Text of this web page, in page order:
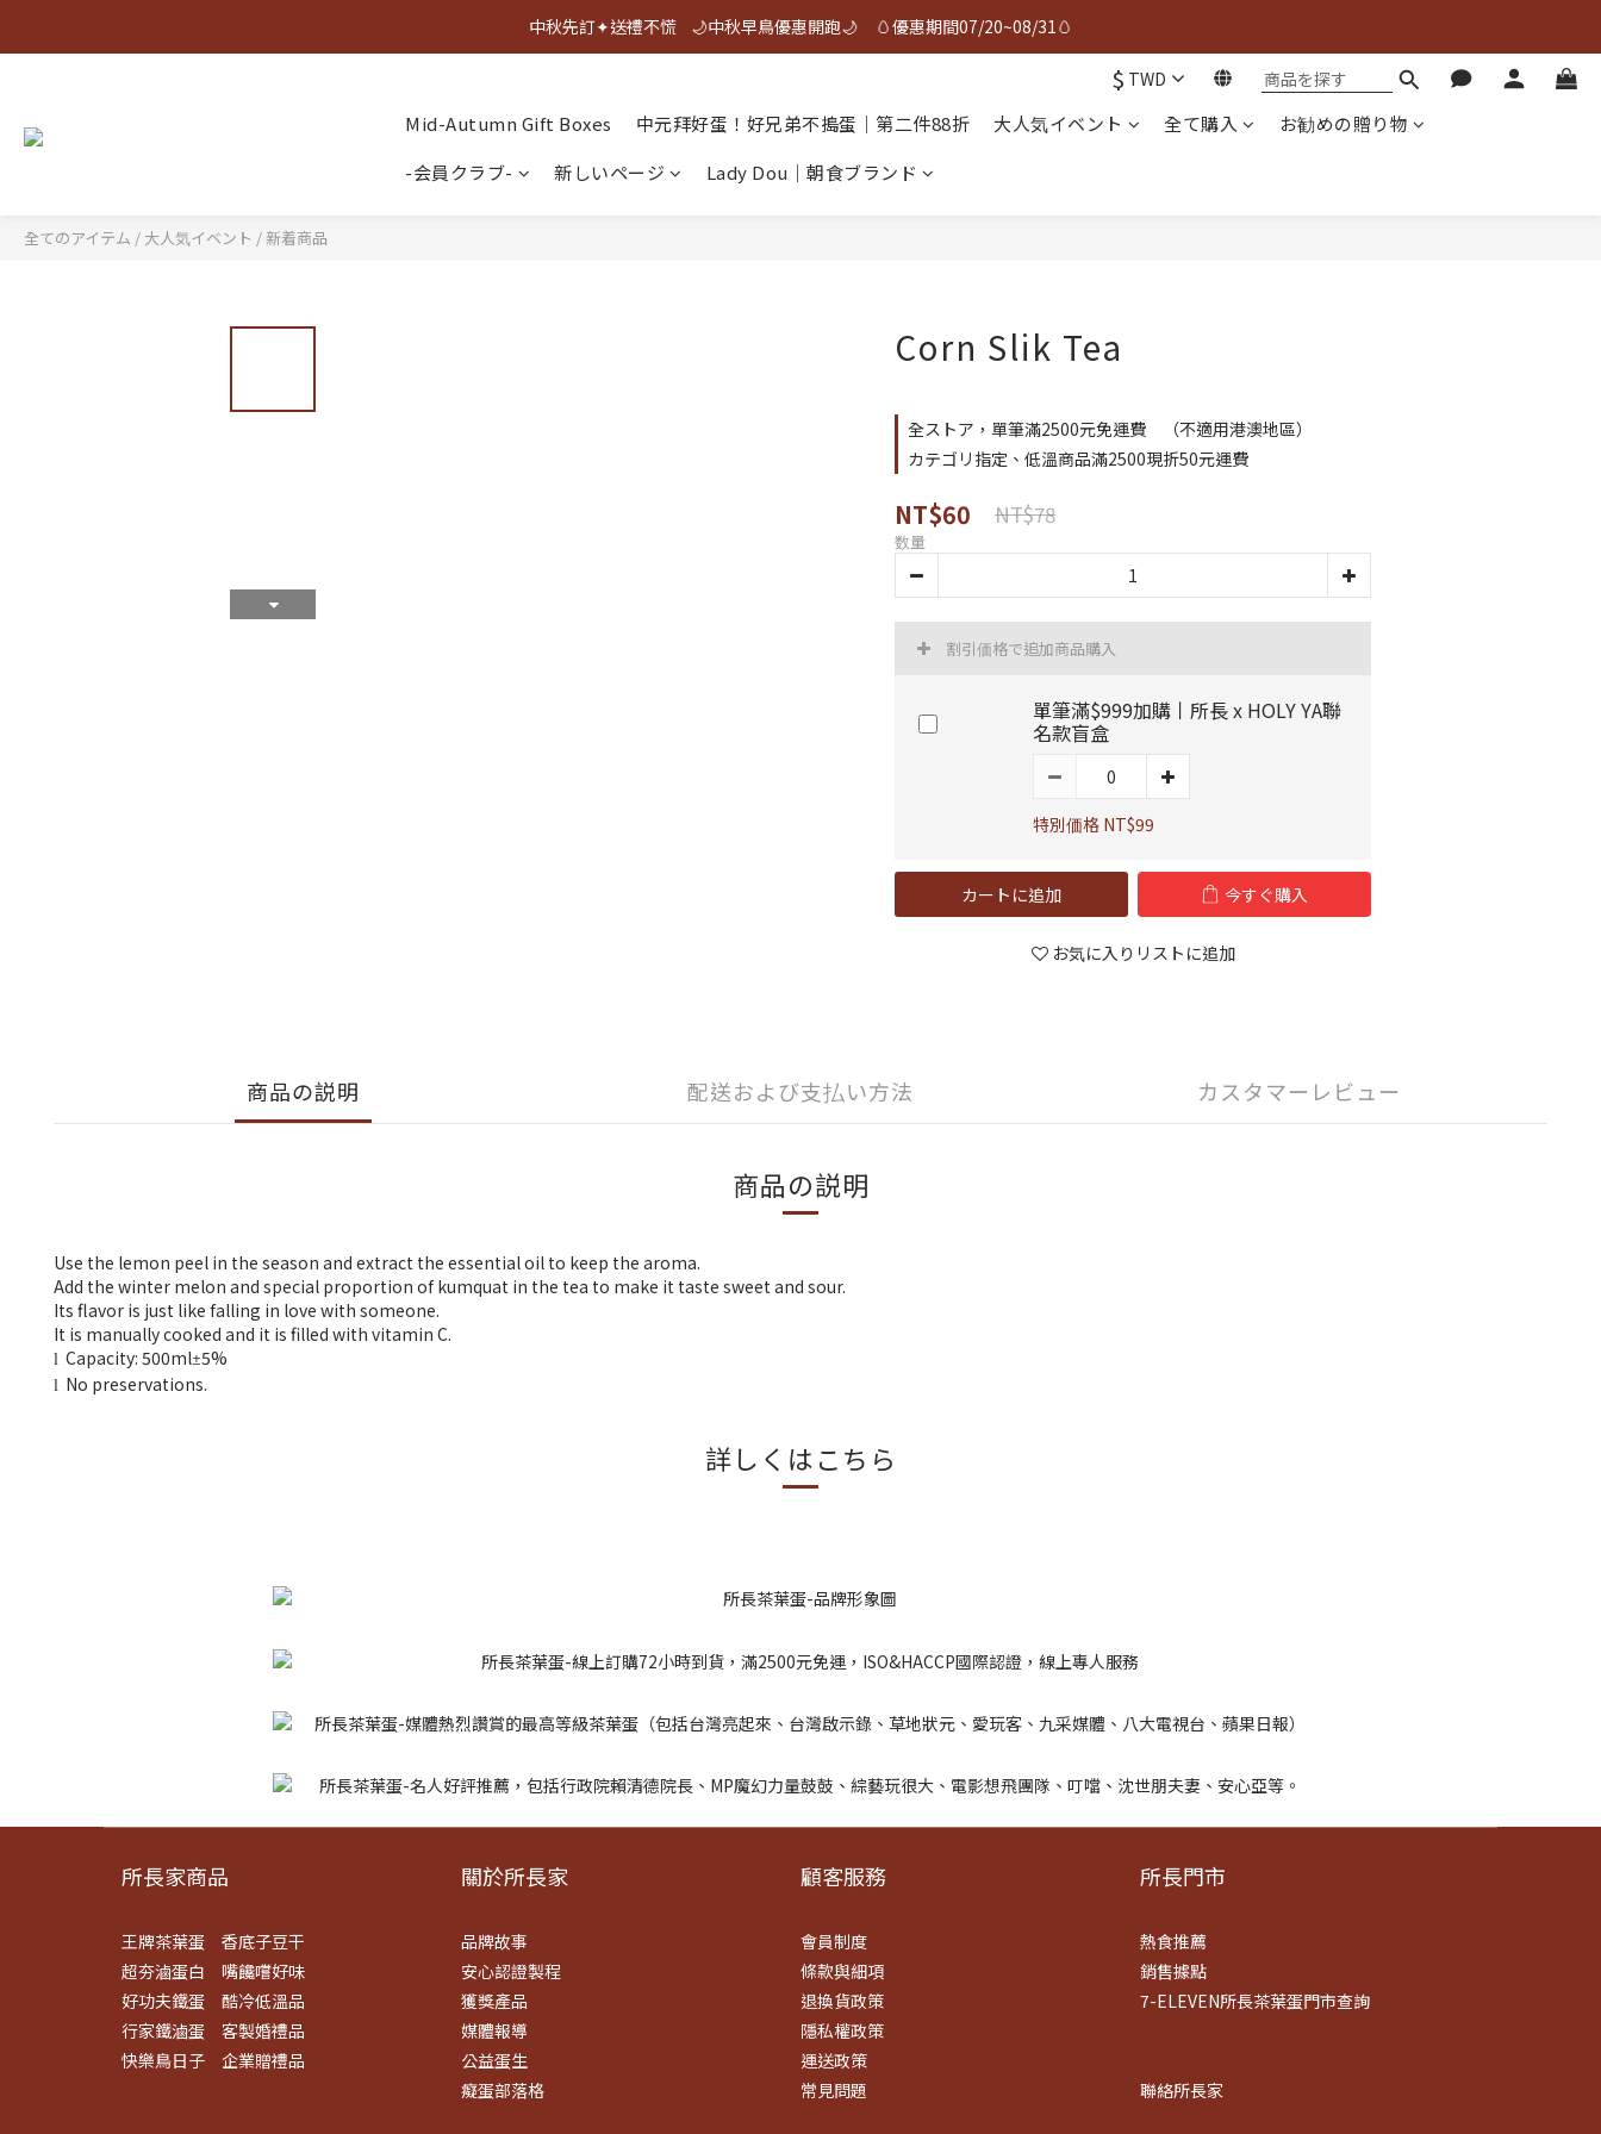
中秋先訂✦送禮不慌    🌙中秋早鳥優惠開跑🌙     🥚優惠期間07/20~08/31🥚
中秋先訂✦送禮不慌    🌙中秋早鳥優惠開跑🌙     🥚優惠期間07/20~08/31🥚
中秋先訂✦送禮不慌    🌙中秋早鳥優惠開跑🌙     🥚優惠期間07/20~08/31🥚
$ TWD
Mid-Autumn Gift Boxes 中元拜好蛋！好兄弟不搗蛋｜第二件88折 大人気イベント 全て購入
お勧めの贈り物
-会員クラブ-
新しいページ Lady Dou｜朝食ブランド
全てのアイテム / 大人気イベント /新着商品
Corn Slik Tea
全ストア，單筆滿2500元免運費 （不適用港澳地區）
カテゴリ指定、低溫商品滿2500現折50元運費
NT$60 NT$78
数量
割引価格で追加商品購入
單筆滿$999加購丨所長 x HOLY YA聯
名款盲盒
特別価格 NT$99
カートに追加 今すぐ購入
お気に入りリストに追加
商品の説明 配送および支払い方法 カスタマーレビュー
商品の説明
Use the lemon peel in the season and extract the essential oil to keep the aroma.
Add the winter melon and special proportion of kumquat in the tea to make it taste sweet and sour.
Its flavor is just like falling in love with someone.
It is manually cooked and it is filled with vitamin C.
l Capacity: 500ml±5%
l No preservations.
詳しくはこちら
所長家商品
王牌茶葉蛋
香底子豆干
超夯滷蛋白
嘴饞嚐好味
好功夫鐵蛋
酷冷低溫品
行家鐵滷蛋
客製婚禮品
快樂鳥日子
企業贈禮品
關於所長​家
品牌故事
安心認證製程
獲獎產品
媒體報導
公益蛋生
癡蛋部落格
顧客服務
會員制度
條款與細項
退換貨政策
隱私權政策
運送政策
常見問題
所長門市
熱食推薦
銷售據點
7-ELEVEN所長茶葉蛋門市查詢
聯絡所長家